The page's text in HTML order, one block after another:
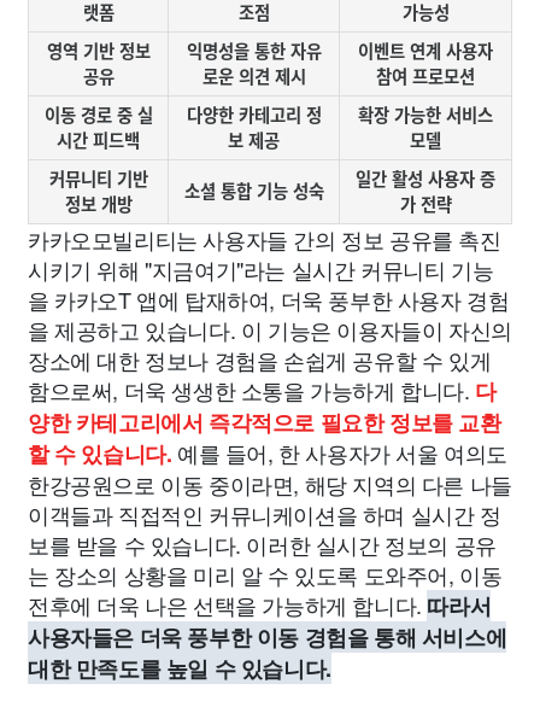
랫폼
조점
가능성
영역 기반 정보
공유
익명성을 통한 자유
로운 의견 제시
이벤트 연계 사용자
참여 프로모션
이동 경로 중 실
시간 피드백
다양한 카테고리 정
보 제공
확장 가능한 서비스
모델
커뮤니티 기반
정보 개방
소셜 통합 기능 성숙
일간 활성 사용자 증
가 전략
카카오모빌리티는 사용자들 간의 정보 공유를 촉진
시키기 위해 "지금여기"라는 실시간 커뮤니티 기능
을 카카오T 앱에 탑재하여, 더욱 풍부한 사용자 경험
을 제공하고 있습니다. 이 기능은 이용자들이 자신의
장소에 대한 정보나 경험을 손쉽게 공유할 수 있게
함으로써, 더욱 생생한 소통을 가능하게 합니다. 다
양한 카테고리에서 즉각적으로 필요한 정보를 교환
할 수 있습니다. 예를 들어, 한 사용자가 서울 여의도
한강공원으로 이동 중이라면, 해당 지역의 다른 나들
이객들과 직접적인 커뮤니케이션을 하며 실시간 정
보를 받을 수 있습니다. 이러한 실시간 정보의 공유
는 장소의 상황을 미리 알 수 있도록 도와주어, 이동
전후에 더욱 나은 선택을 가능하게 합니다. 따라서
사용자들은 더욱 풍부한 이동 경험을 통해 서비스에
대한 만족도를 높일 수 있습니다.